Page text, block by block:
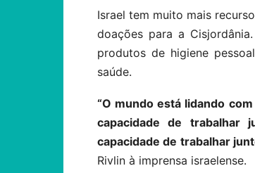
Israel tem muito mais
doações para a
produtos de higiene
saúde.
“O mundo está lidando
capacidade de
capacidade de trabalhar
Rivlin à imprensa israelense.